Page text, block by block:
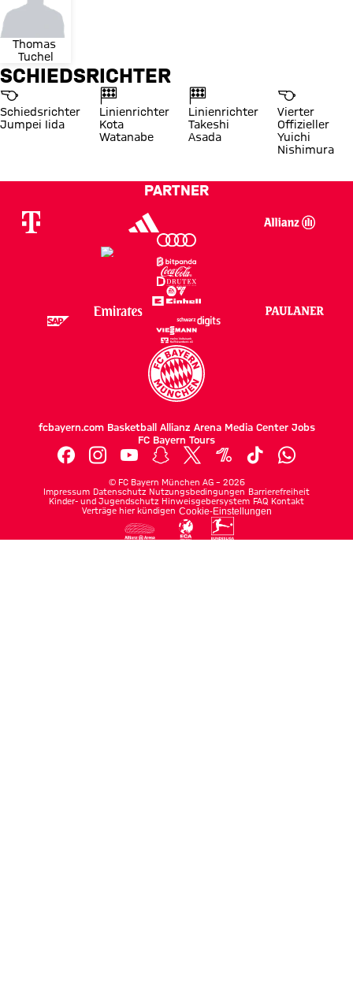
Thomas
Tuchel
SCHIEDSRICHTER
Schiedsrichter
Jumpei Iida
Linienrichter
Kota
Watanabe
Linienrichter
Takeshi
Asada
Vierter
Offizieller
Yuichi
Nishimura
PARTNER
fcbayern.com Basketball Allianz Arena Media Center Jobs
FC Bayern Tours
© FC Bayern München AG – 2026
Impressum Datenschutz Nutzungsbedingungen Barrierefreiheit
Kinder- und Jugendschutz Hinweisgebersystem FAQ Kontakt
Verträge hier kündigen Cookie-Einstellungen